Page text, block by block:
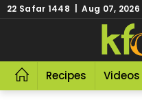
22 Safar 1448 | Aug 07, 2026
Recipes Videos